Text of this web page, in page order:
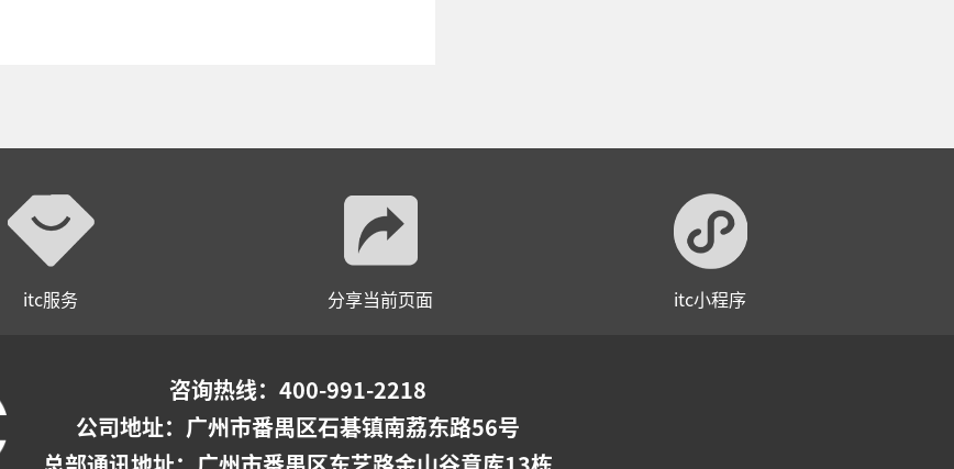
itc服务 分享当前页面 itc小程序
咨询热线：400-991-2218
公司地址： 广州市番禺区石碁镇南荔东路56号